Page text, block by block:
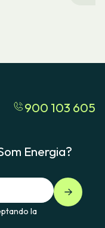
900 103 605
Energia?
la